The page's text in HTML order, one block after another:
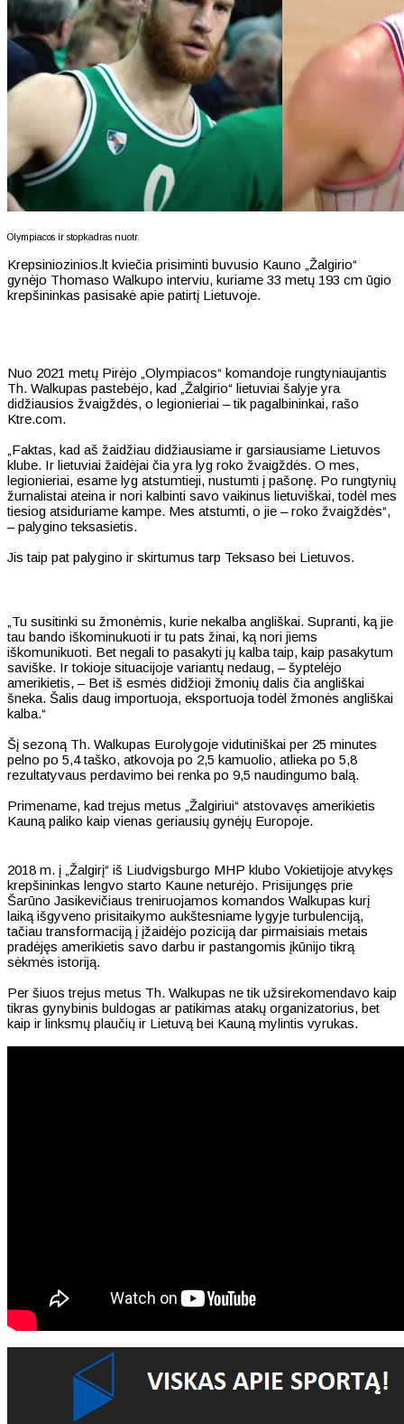
Olympiacos ir stopkadras nuotr.
Krepsiniozinios.lt kviečia prisiminti buvusio Kauno „Žalgirio“
gynėjo Thomaso Walkupo interviu, kuriame 33 metų 193 cm ūgio
krepšininkas pasisakė apie patirtį Lietuvoje.
Nuo 2021 metų Pirėjo „Olympiacos“ komandoje rungtyniaujantis
Th. Walkupas pastebėjo, kad „Žalgirio“ lietuviai šalyje yra
didžiausios žvaigždės, o legionieriai – tik pagalbininkai, rašo
Ktre.com.
„Faktas, kad aš žaidžiau didžiausiame ir garsiausiame Lietuvos
klube. Ir lietuviai žaidėjai čia yra lyg roko žvaigždės. O mes,
legionieriai, esame lyg atstumtieji, nustumti į pašonę. Po rungtynių
žurnalistai ateina ir nori kalbinti savo vaikinus lietuviškai, todėl mes
tiesiog atsiduriame kampe. Mes atstumti, o jie – roko žvaigždės“,
– palygino teksasietis.
Jis taip pat palygino ir skirtumus tarp Teksaso bei Lietuvos.
„Tu susitinki su žmonėmis, kurie nekalba angliškai. Supranti, ką jie
tau bando iškominukuoti ir tu pats žinai, ką nori jiems
iškomunikuoti. Bet negali to pasakyti jų kalba taip, kaip pasakytum
saviške. Ir tokioje situacijoje variantų nedaug, – šyptelėjo
amerikietis, – Bet iš esmės didžioji žmonių dalis čia angliškai
šneka. Šalis daug importuoja, eksportuoja todėl žmonės angliškai
kalba.“
Šį sezoną Th. Walkupas Eurolygoje vidutiniškai per 25 minutes
pelno po 5,4 taško, atkovoja po 2,5 kamuolio, atlieka po 5,8
rezultatyvaus perdavimo bei renka po 9,5 naudingumo balą.
Primename, kad trejus metus „Žalgiriui“ atstovavęs amerikietis
Kauną paliko kaip vienas geriausių gynėjų Europoje.
2018 m. į „Žalgirį“ iš Liudvigsburgo MHP klubo Vokietijoje atvykęs
krepšininkas lengvo starto Kaune neturėjo. Prisijungęs prie
Šarūno Jasikevičiaus treniruojamos komandos Walkupas kurį
laiką išgyveno prisitaikymo aukštesniame lygyje turbulenciją,
tačiau transformaciją į įžaidėjo poziciją dar pirmaisiais metais
pradėjęs amerikietis savo darbu ir pastangomis įkūnijo tikrą
sėkmės istoriją.
Per šiuos trejus metus Th. Walkupas ne tik užsirekomendavo kaip
tikras gynybinis buldogas ar patikimas atakų organizatorius, bet
kaip ir linksmų plaučių ir Lietuvą bei Kauną mylintis vyrukas.